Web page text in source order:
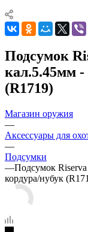
Подсумок
кал.5.45мм -
(R1719)
Магазин оружия
—
Аксессуары для
—
Подсумки
—Подсумок
кордура/нубук